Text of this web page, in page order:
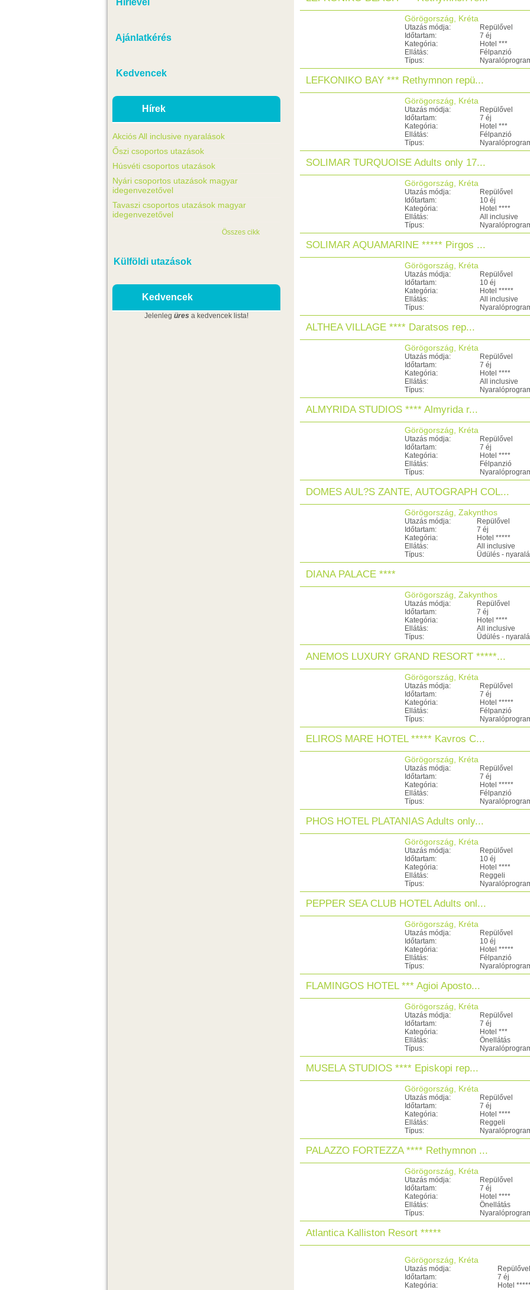
Hírlevél
Ajánlatkérés
Kedvencek
Hírek
Akciós All inclusive nyaralások
Őszi csoportos utazások
Húsvéti csoportos utazások
Nyári csoportos utazások magyar
idegenvezetővel
Tavaszi csoportos utazások magyar
idegenvezetővel
Összes cikk
Külföldi utazások
Kedvencek
Jelenleg üres a kedvencek lista!
Görögország, Kréta
Utazás módja:
Repülővel
Időtartam:
7 éj
Kategória:
Hotel ***
Ellátás:
Félpanzió
Típus:
LEFKONIKO BAY *** Rethymnon repü...
Görögország, Kréta
Utazás módja:
Repülővel
Időtartam:
7 éj
Kategória:
Hotel ***
Ellátás:
Félpanzió
Típus:
SOLIMAR TURQUOISE Adults only 17...
Görögország, Kréta
Utazás módja:
Repülővel
Időtartam:
10 éj
Kategória:
Hotel ****
Ellátás:
All inclusive
Típus:
SOLIMAR AQUAMARINE ***** Pirgos ...
Görögország, Kréta
Utazás módja:
Repülővel
Időtartam:
10 éj
Kategória:
Hotel *****
Ellátás:
All inclusive
Típus:
ALTHEA VILLAGE **** Daratsos rep...
Görögország, Kréta
Utazás módja:
Repülővel
Időtartam:
7 éj
Kategória:
Hotel ****
Ellátás:
All inclusive
Típus:
ALMYRIDA STUDIOS **** Almyrida r...
Görögország, Kréta
Utazás módja:
Repülővel
Időtartam:
7 éj
Kategória:
Hotel ****
Ellátás:
Félpanzió
Típus:
DOMES AUL?S ZANTE, AUTOGRAPH COL...
Görögország, Zakynthos
Utazás módja:
Repülővel
Időtartam:
7 éj
Kategória:
Hotel *****
Ellátás:
All inclusive
Típus:
Üdülés -
DIANA PALACE ****
Görögország, Zakynthos
Utazás módja:
Repülővel
Időtartam:
7 éj
Kategória:
Hotel ****
Ellátás:
All inclusive
Típus:
Üdülés -
ANEMOS LUXURY GRAND RESORT *****...
Görögország, Kréta
Utazás módja:
Repülővel
Időtartam:
7 éj
Kategória:
Hotel *****
Ellátás:
Félpanzió
Típus:
ELIROS MARE HOTEL ***** Kavros C...
Görögország, Kréta
Utazás módja:
Repülővel
Időtartam:
7 éj
Kategória:
Hotel *****
Ellátás:
Félpanzió
Típus:
PHOS HOTEL PLATANIAS Adults only...
Görögország, Kréta
Utazás módja:
Repülővel
Időtartam:
10 éj
Kategória:
Hotel ****
Ellátás:
Reggeli
Típus:
PEPPER SEA CLUB HOTEL Adults onl...
Görögország, Kréta
Utazás módja:
Repülővel
Időtartam:
10 éj
Kategória:
Hotel *****
Ellátás:
Félpanzió
Típus:
FLAMINGOS HOTEL *** Agioi Aposto...
Görögország, Kréta
Utazás módja:
Repülővel
Időtartam:
7 éj
Kategória:
Hotel ***
Ellátás:
Önellátás
Típus:
MUSELA STUDIOS **** Episkopi rep...
Görögország, Kréta
Utazás módja:
Repülővel
Időtartam:
7 éj
Kategória:
Hotel ****
Ellátás:
Reggeli
Típus:
PALAZZO FORTEZZA **** Rethymnon ...
Görögország, Kréta
Utazás módja:
Repülővel
Időtartam:
7 éj
Kategória:
Hotel ****
Ellátás:
Önellátás
Típus:
Atlantica Kalliston Resort *****
Görögország, Kréta
Utazás módja:
Repülővel
Időtartam:
7 éj
Kategória:
Hotel